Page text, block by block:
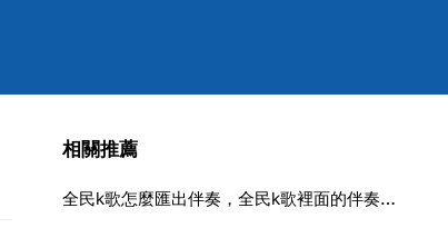
相關推薦
全民k歌怎麼匯出伴奏，全民k歌裡面的伴奏可以匯出變成mp3格式的麼，可以的話怎麼匯出？